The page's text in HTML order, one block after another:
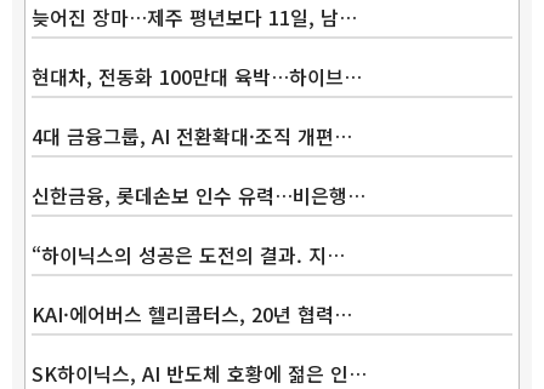
늦어진 장마…제주 평년보다 11일, 남…
현대차, 전동화 100만대 육박…하이브…
4대 금융그룹, AI 전환확대·조직 개편…
신한금융, 롯데손보 인수 유력…비은행…
“하이닉스의 성공은 도전의 결과. 지…
KAI·에어버스 헬리콥터스, 20년 협력…
SK하이닉스, AI 반도체 호황에 젊은 인…